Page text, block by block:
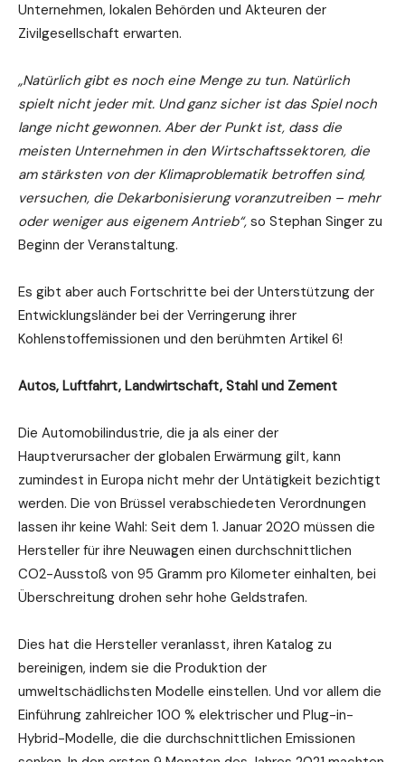
Unternehmen, lokalen Behörden und Akteuren der
Zivilgesellschaft erwarten.
„Natürlich gibt es noch eine Menge zu tun. Natürlich
spielt nicht jeder mit. Und ganz sicher ist das Spiel noch
lange nicht gewonnen. Aber der Punkt ist, dass die
meisten Unternehmen in den Wirtschaftssektoren, die
am stärksten von der Klimaproblematik betroffen sind,
versuchen, die Dekarbonisierung voranzutreiben – mehr
oder weniger aus eigenem Antrieb“, so Stephan Singer zu
Beginn der Veranstaltung.
Es gibt aber auch Fortschritte bei der Unterstützung der
Entwicklungsländer bei der Verringerung ihrer
Kohlenstoffemissionen und den berühmten Artikel 6!
Autos, Luftfahrt, Landwirtschaft, Stahl und Zement
Die Automobilindustrie, die ja als einer der
Hauptverursacher der globalen Erwärmung gilt, kann
zumindest in Europa nicht mehr der Untätigkeit bezichtigt
werden. Die von Brüssel verabschiedeten Verordnungen
lassen ihr keine Wahl: Seit dem 1. Januar 2020 müssen die
Hersteller für ihre Neuwagen einen durchschnittlichen
CO2-Ausstoß von 95 Gramm pro Kilometer einhalten, bei
Überschreitung drohen sehr hohe Geldstrafen.
Dies hat die Hersteller veranlasst, ihren Katalog zu
bereinigen, indem sie die Produktion der
umweltschädlichsten Modelle einstellen. Und vor allem die
Einführung zahlreicher 100 % elektrischer und Plug-in-
Hybrid-Modelle, die die durchschnittlichen Emissionen